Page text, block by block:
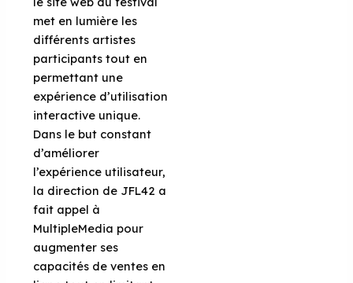
met en lumière les
différents artistes
participants tout en
permettant une
expérience d’utilisation
interactive unique.
Dans le but constant
d’améliorer
l’expérience utilisateur,
la direction de JFL42 a
fait appel à
MultipleMedia pour
augmenter ses
capacités de ventes en